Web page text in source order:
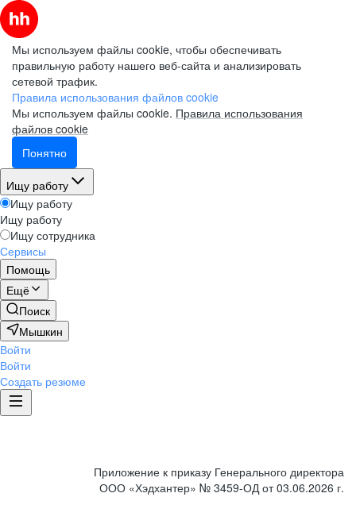
Мы используем файлы cookie, чтобы обеспечивать
правильную работу нашего веб-сайта и анализировать
сетевой трафик.
Правила использования файлов cookie
Мы используем файлы cookie. Правила использования
файлов cookie
Понятно
Ищу работу
Ищу работу
Ищу работу
Ищу сотрудника
Сервисы
Помощь
Ещё
Поиск
Мышкин
Войти
Войти
Создать резюме
Приложение к приказу Генерального директора
ООО «Хэдхантер» № 3459-ОД от 03.06.2026 г.